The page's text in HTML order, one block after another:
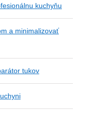
kuchyňu
a minimalizovať
tukov